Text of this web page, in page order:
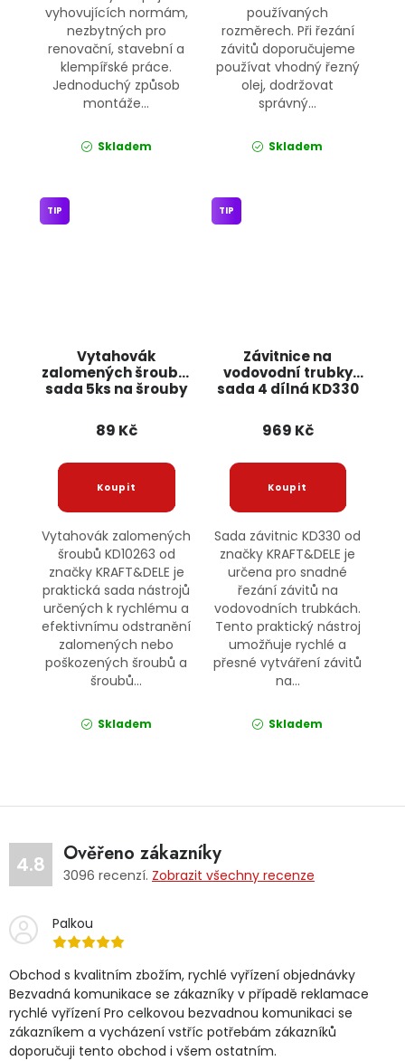
vyhovujících normám,
nezbytných pro
renovační, stavební a
klempířské práce.
Jednoduchý způsob
montáže...
Skladem
používaných
rozměrech. Při řezání
závitů doporučujeme
používat vhodný řezný
olej, dodržovat
správný...
Skladem
Vytahovák
zalomených šroubů,
sada 5ks na šrouby
TIP
89 Kč
Vytahovák zalomených
šroubů KD10263 od
značky KRAFT&DELE je
praktická sada nástrojů
určených k rychlému a
efektivnímu odstranění
zalomených nebo
poškozených šroubů a
šroubů...
Skladem
Závitnice na
vodovodní trubky
sada 4 dílná KD330
TIP
969 Kč
Sada závitnic KD330 od
značky KRAFT&DELE je
určena pro snadné
řezání závitů na
vodovodních trubkách.
Tento praktický nástroj
umožňuje rychlé a
přesné vytváření závitů
na...
Skladem
4.8 Ověřeno zákazníky
3096 recenzí. Zobrazit všechny recenze
Palkou
Obchod s kvalitním zbožím, rychlé vyřízení objednávky
Bezvadná komunikace se zákazníky v případě reklamace
rychlé vyřízení Pro celkovou bezvadnou komunikaci se
zákazníkem a vycházení vstříc potřebám zákazníků
doporučuji tento obchod i všem ostatním.